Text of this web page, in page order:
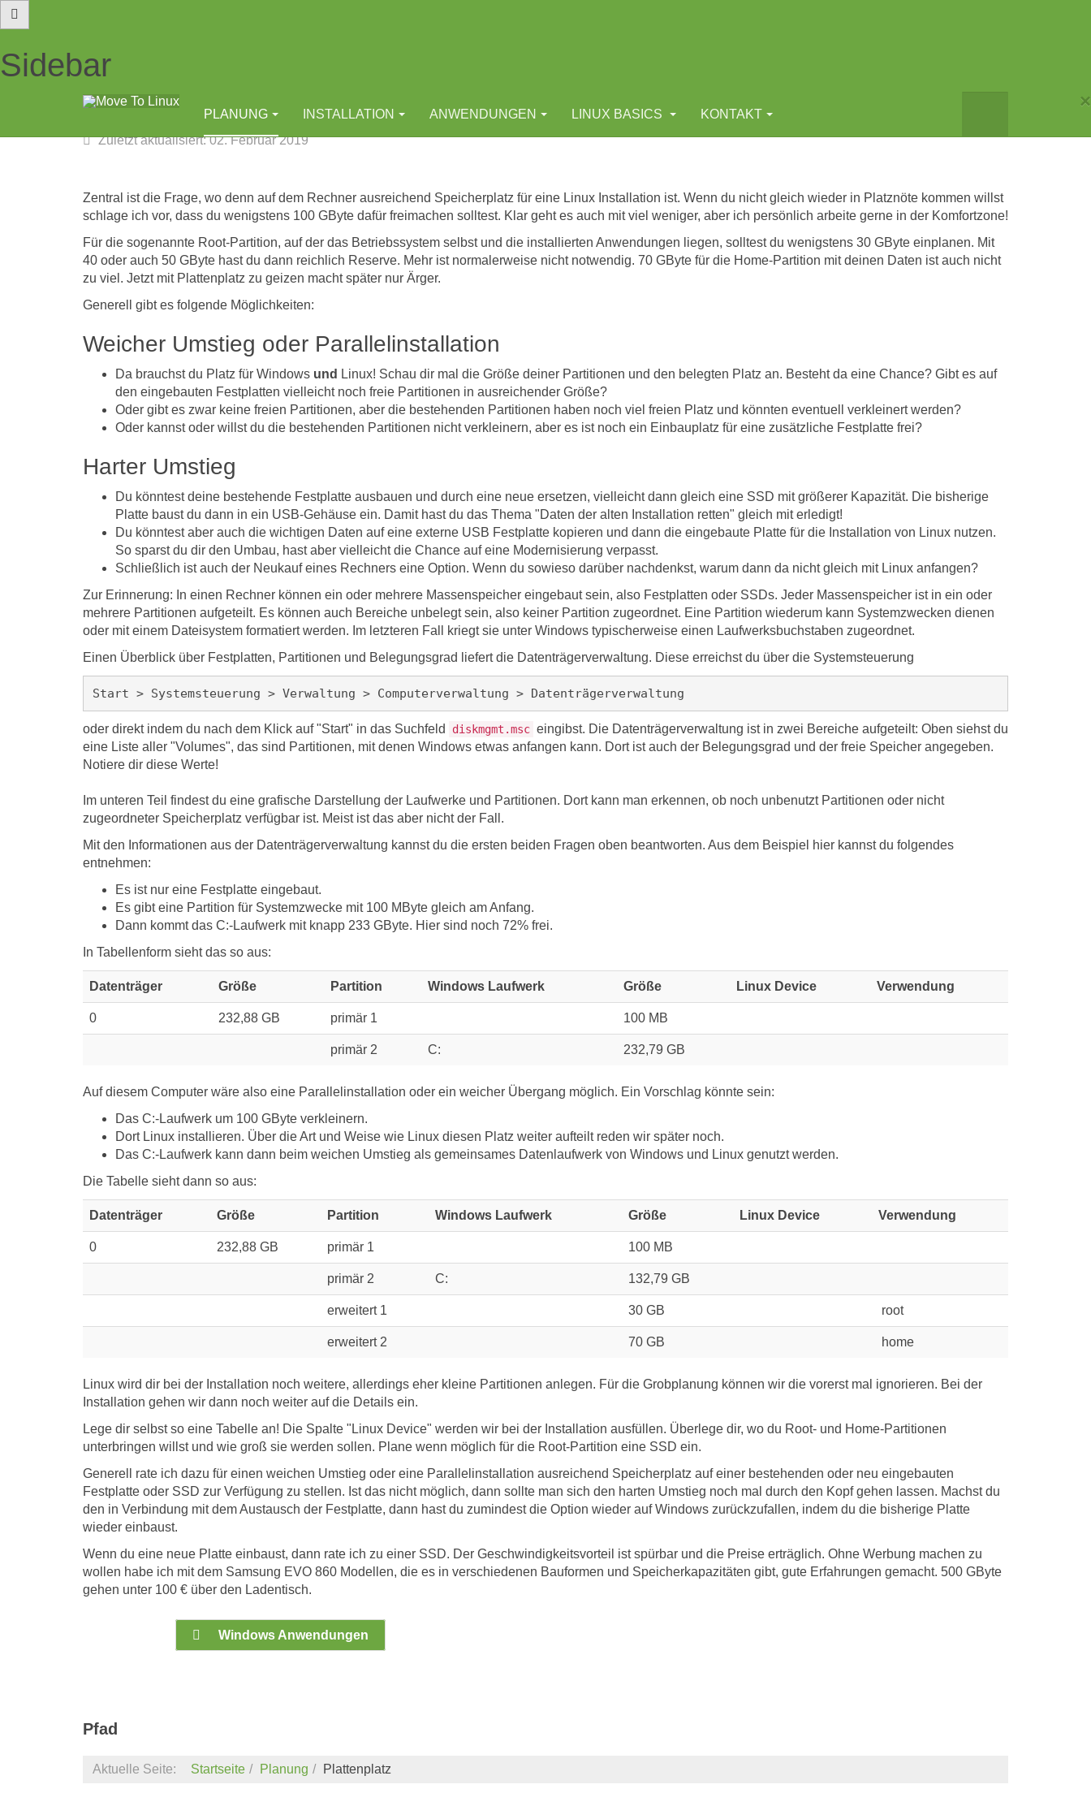
Sidebar
×
PLANUNG INSTALLATION ANWENDUNGEN LINUX BASICS KONTAKT
Plattenplatz
Zuletzt aktualisiert: 02. Februar 2019
Zentral ist die Frage, wo denn auf dem Rechner ausreichend Speicherplatz für eine Linux Installation ist. Wenn du nicht gleich wieder in Platznöte kommen willst
schlage ich vor, dass du wenigstens 100 GByte dafür freimachen solltest. Klar geht es auch mit viel weniger, aber ich persönlich arbeite gerne in der Komfortzone!
Für die sogenannte Root-Partition, auf der das Betriebssystem selbst und die installierten Anwendungen liegen, solltest du wenigstens 30 GByte einplanen. Mit
40 oder auch 50 GByte hast du dann reichlich Reserve. Mehr ist normalerweise nicht notwendig. 70 GByte für die Home-Partition mit deinen Daten ist auch nicht
zu viel. Jetzt mit Plattenplatz zu geizen macht später nur Ärger.
Generell gibt es folgende Möglichkeiten:
Weicher Umstieg oder Parallelinstallation
Da brauchst du Platz für Windows und Linux! Schau dir mal die Größe deiner Partitionen und den belegten Platz an. Besteht da eine Chance? Gibt es auf
den eingebauten Festplatten vielleicht noch freie Partitionen in ausreichender Größe?
Oder gibt es zwar keine freien Partitionen, aber die bestehenden Partitionen haben noch viel freien Platz und könnten eventuell verkleinert werden?
Oder kannst oder willst du die bestehenden Partitionen nicht verkleinern, aber es ist noch ein Einbauplatz für eine zusätzliche Festplatte frei?
Harter Umstieg
Du könntest deine bestehende Festplatte ausbauen und durch eine neue ersetzen, vielleicht dann gleich eine SSD mit größerer Kapazität. Die bisherige
Platte baust du dann in ein USB-Gehäuse ein. Damit hast du das Thema "Daten der alten Installation retten" gleich mit erledigt!
Du könntest aber auch die wichtigen Daten auf eine externe USB Festplatte kopieren und dann die eingebaute Platte für die Installation von Linux nutzen.
So sparst du dir den Umbau, hast aber vielleicht die Chance auf eine Modernisierung verpasst.
Schließlich ist auch der Neukauf eines Rechners eine Option. Wenn du sowieso darüber nachdenkst, warum dann da nicht gleich mit Linux anfangen?
Zur Erinnerung: In einen Rechner können ein oder mehrere Massenspeicher eingebaut sein, also Festplatten oder SSDs. Jeder Massenspeicher ist in ein oder
mehrere Partitionen aufgeteilt. Es können auch Bereiche unbelegt sein, also keiner Partition zugeordnet. Eine Partition wiederum kann Systemzwecken dienen
oder mit einem Dateisystem formatiert werden. Im letzteren Fall kriegt sie unter Windows typischerweise einen Laufwerksbuchstaben zugeordnet.
Einen Überblick über Festplatten, Partitionen und Belegungsgrad liefert die Datenträgerverwaltung. Diese erreichst du über die Systemsteuerung
Start > Systemsteuerung > Verwaltung > Computerverwaltung > Datenträgerverwaltung
oder direkt indem du nach dem Klick auf "Start" in das Suchfeld diskmgmt.msc eingibst. Die Datenträgerverwaltung ist in zwei Bereiche aufgeteilt: Oben siehst du
eine Liste aller "Volumes", das sind Partitionen, mit denen Windows etwas anfangen kann. Dort ist auch der Belegungsgrad und der freie Speicher angegeben.
Notiere dir diese Werte!
Im unteren Teil findest du eine grafische Darstellung der Laufwerke und Partitionen. Dort kann man erkennen, ob noch unbenutzt Partitionen oder nicht
zugeordneter Speicherplatz verfügbar ist. Meist ist das aber nicht der Fall.
Mit den Informationen aus der Datenträgerverwaltung kannst du die ersten beiden Fragen oben beantworten. Aus dem Beispiel hier kannst du folgendes
entnehmen:
Es ist nur eine Festplatte eingebaut.
Es gibt eine Partition für Systemzwecke mit 100 MByte gleich am Anfang.
Dann kommt das C:-Laufwerk mit knapp 233 GByte. Hier sind noch 72% frei.
In Tabellenform sieht das so aus:
Datenträger Größe Partition Windows Laufwerk Größe Linux Device Verwendung
0 232,88 GB primär 1 100 MB
primär 2 C: 232,79 GB
Auf diesem Computer wäre also eine Parallelinstallation oder ein weicher Übergang möglich. Ein Vorschlag könnte sein:
Das C:-Laufwerk um 100 GByte verkleinern.
Dort Linux installieren. Über die Art und Weise wie Linux diesen Platz weiter aufteilt reden wir später noch.
Das C:-Laufwerk kann dann beim weichen Umstieg als gemeinsames Datenlaufwerk von Windows und Linux genutzt werden.
Die Tabelle sieht dann so aus:
Datenträger Größe Partition Windows Laufwerk Größe Linux Device Verwendung
0 232,88 GB primär 1 100 MB
primär 2 C: 132,79 GB
erweitert 1 30 GB root
erweitert 2 70 GB home
Linux wird dir bei der Installation noch weitere, allerdings eher kleine Partitionen anlegen. Für die Grobplanung können wir die vorerst mal ignorieren. Bei der
Installation gehen wir dann noch weiter auf die Details ein.
Lege dir selbst so eine Tabelle an! Die Spalte "Linux Device" werden wir bei der Installation ausfüllen. Überlege dir, wo du Root- und Home-Partitionen
unterbringen willst und wie groß sie werden sollen. Plane wenn möglich für die Root-Partition eine SSD ein.
Generell rate ich dazu für einen weichen Umstieg oder eine Parallelinstallation ausreichend Speicherplatz auf einer bestehenden oder neu eingebauten
Festplatte oder SSD zur Verfügung zu stellen. Ist das nicht möglich, dann sollte man sich den harten Umstieg noch mal durch den Kopf gehen lassen. Machst du
den in Verbindung mit dem Austausch der Festplatte, dann hast du zumindest die Option wieder auf Windows zurückzufallen, indem du die bisherige Platte
wieder einbaust.
Wenn du eine neue Platte einbaust, dann rate ich zu einer SSD. Der Geschwindigkeitsvorteil ist spürbar und die Preise erträglich. Ohne Werbung machen zu
wollen habe ich mit dem Samsung EVO 860 Modellen, die es in verschiedenen Bauformen und Speicherkapazitäten gibt, gute Erfahrungen gemacht. 500 GByte
gehen unter 100 € über den Ladentisch.
Windows Anwendungen
Pfad
Aktuelle Seite: Startseite Planung Plattenplatz